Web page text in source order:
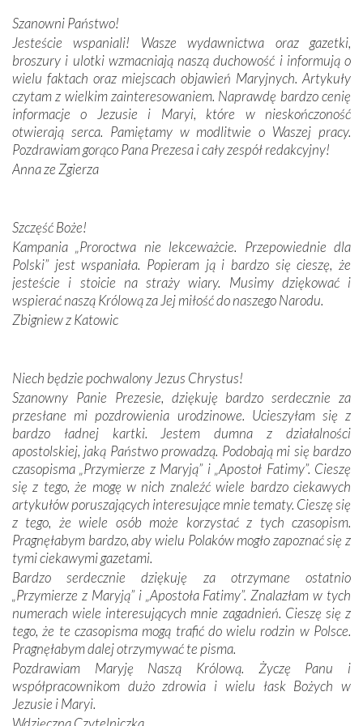
budowniczych.
Podążyliśmy też śladami fatimskich wizjonerów – Łucji
dos Santos oraz świętych Hiacynty i Franciszka Marto.
Modliliśmy się przy ich grobach. Odprawiliśmy Drogę
Krzyżową w ich rodzinnych stronach, odwiedziliśmy
domy, w których żyli.
W miejscu objawień Matki Bożej zapaliliśmy świece
Podczas tej kilkudniowej wyprawy na każdym kroku
spotykaliśmy się z serdeczną otwartością
Portugalczyków. Podziwialiśmy ich ludową sztukę i
zwyczaje. Mimo że nasze kraje są od siebie bardzo
oddalone, w żaden sposób nie czuliśmy się obco.
Sprawiła to oczywiście sama Matka Boża, ale też
kulturowa bliskość biorąca swój początek w naszej
mieliśmy okazję przekonać się, że Maryja swoją opieką
otacza nie tylko nasz naród, lecz wszystkie nacje, które
się Jej ufnie oddają, a także każdą osobę, która zawierza
Jej siebie oraz swych bliskich.
Dzieje Portugalii to również historia wierności Bogu i
odstępstw, także w życiu władców. Trudne momenty w
wymiarze tak osobistym, jak i zbiorowym, przypominają o
konieczności ciągłego zabiegania o własną duszę i o łaskę
Opatrzności. Wierność przynosi pomyślność –
przynajmniej w życiu duchowym. Odstępstwo owocuje
nieszczęściem i śmiercią. Te uniwersalne prawdy
przychodziły na myśl, gdy słuchaliśmy opowieści
przewodników o portugalskich monarchach i wodzach,
zwycięskich bitwach i nieszczęśliwych losach grzesznych
kochanków.
Byli tym razem pośród Apostołów Fatimy reprezentanci
każdego spośród żyjących pokoleń. Najmłodszy uczestnik
Szanowni Państwo!
Jesteście wspaniali! Wasze wydawnictwa oraz gazetki,
broszury i ulotki wzmacniają naszą duchowość i informują o
wielu faktach oraz miejscach objawień Maryjnych. Artykuły
czytam z wielkim zainteresowaniem. Naprawdę bardzo cenię
informacje o Jezusie i Maryi, które w nieskończoność
otwierają serca. Pamiętamy w modlitwie o Waszej pracy.
Pozdrawiam gorąco Pana Prezesa i cały zespół redakcyjny!
Anna ze Zgierza
Szczęść Boże!
Kampania „Proroctwa nie lekceważcie. Przepowiednie dla
Polski” jest wspaniała. Popieram ją i bardzo się cieszę, że
jesteście i stoicie na straży wiary. Musimy dziękować i
wspierać naszą Królową za Jej miłość do naszego Narodu.
Zbigniew z Katowic
Niech będzie pochwalony Jezus Chrystus!
Szanowny Panie Prezesie, dziękuję bardzo serdecznie za
przesłane mi pozdrowienia urodzinowe. Ucieszyłam się z
bardzo ładnej kartki. Jestem dumna z działalności
apostolskiej, jaką Państwo prowadzą. Podobają mi się bardzo
czasopisma „Przymierze z Maryją” i „Apostoł Fatimy”. Cieszę
się z tego, że mogę w nich znaleźć wiele bardzo ciekawych
artykułów poruszających interesujące mnie tematy. Cieszę się
z tego, że wiele osób może korzystać z tych czasopism.
Pragnęłabym bardzo, aby wielu Polaków mogło zapoznać się z
tymi ciekawymi gazetami.
Bardzo serdecznie dziękuję za otrzymane ostatnio
„Przymierze z Maryją” i „Apostoła Fatimy”. Znalazłam w tych
numerach wiele interesujących mnie zagadnień. Cieszę się z
tego, że te czasopisma mogą trafić do wielu rodzin w Polsce.
Pragnęłabym dalej otrzymywać te pisma.
Pozdrawiam Maryję Naszą Królową. Życzę Panu i
współpracownikom dużo zdrowia i wielu łask Bożych w
Jezusie i Maryi.